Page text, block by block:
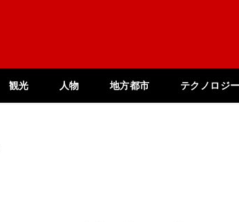
観光 人物 地方都市 テクノロジ